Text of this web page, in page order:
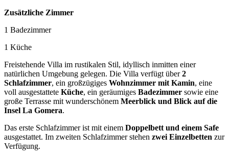
Zusätzliche Zimmer
1 Badezimmer
1 Küche
Freistehende Villa im rustikalen Stil, idyllisch inmitten einer
natürlichen Umgebung gelegen. Die Villa verfügt über2
Schlafzimmer, ein großzügiges Wohnzimmer mit Kamin, eine
voll ausgestattete Küche, ein geräumiges Badezimmer sowie eine
große Terrasse mit wunderschönem Meerblick und Blick auf die
Insel La Gomera.
Das erste Schlafzimmer ist mit einem Doppelbett und einem Safe
ausgestattet. Im zweiten Schlafzimmer stehen zwei Einzelbetten zur
Verfügung.